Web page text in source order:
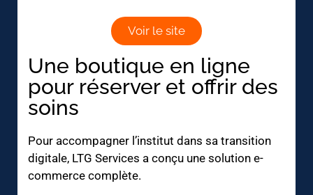
Voir le site
Une boutique en ligne
pour réserver et offrir des
soins
Pour accompagner l’institut dans sa transition
digitale, LTG Services a conçu une solution e-
commerce complète.